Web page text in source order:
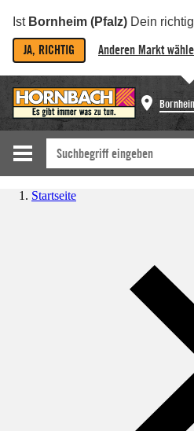
Ist Bornheim (Pfalz) Dein
JA, RICHTIG Anderen Markt
Startseite